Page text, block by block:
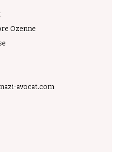
Ozenne
avocat.com